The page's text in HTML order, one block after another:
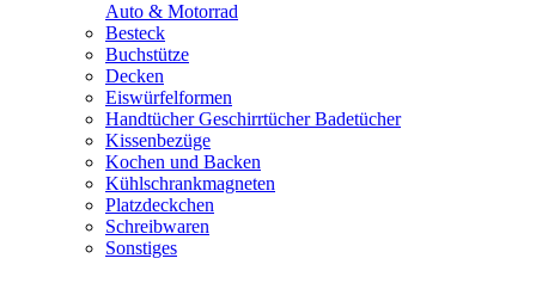
Auto & Motorrad
Besteck
Buchstütze
Decken
Eiswürfelformen
Handtücher Geschirrtücher Badetücher
Kissenbezüge
Kochen und Backen
Kühlschrankmagneten
Platzdeckchen
Schreibwaren
Sonstiges